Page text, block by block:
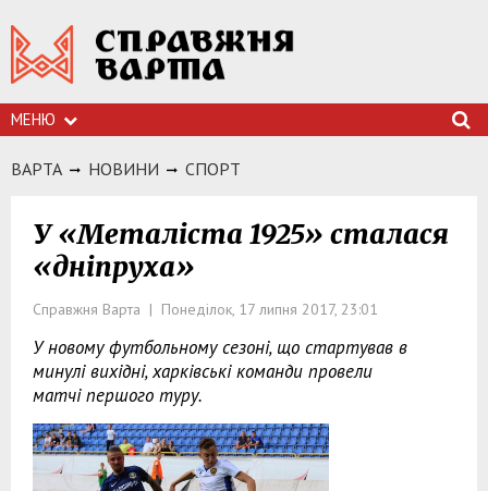
МЕНЮ
ВАРТА НОВИНИ СПОРТ
У «Металіста 1925» сталася
«дніпруха»
Справжня Варта | Понеділок, 17 липня 2017, 23:01
У новому футбольному сезоні, що стартував в
минулі вихідні, харківські команди провели
матчі першого туру.